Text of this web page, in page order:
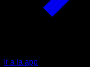
Ir a la app